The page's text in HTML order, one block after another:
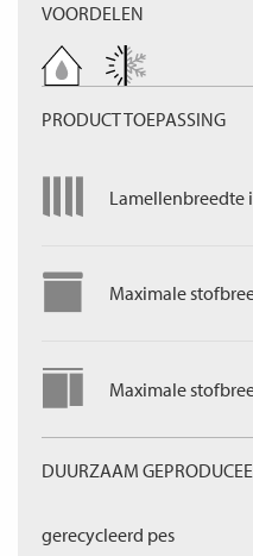
VOORDELEN
PRODUCT TOEPASSING
Lamellenbreedte
Maximale
Maximale
DUURZAAM
gerecycleerd pes